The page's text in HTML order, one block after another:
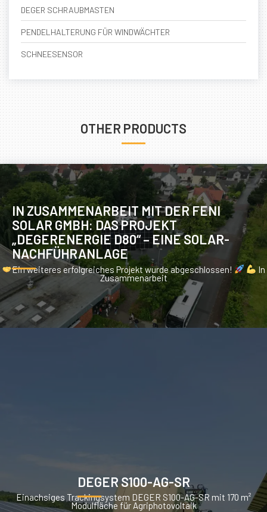
DEGER SCHRAUBMASTEN
PENDELHALTERUNG FÜR WINDWÄCHTER
SCHNEESENSOR
OTHER PRODUCTS
IN ZUSAMMENARBEIT MIT DER FENI
SOLAR GMBH: DAS PROJEKT
„DEGERENERGIE D80“ – EINE SOLAR-
NACHFÜHRANLAGE
Ein weiteres erfolgreiches Projekt wurde abgeschlossen!
In
Zusammenarbeit
DEGER S100-AG-SR
Einachsiges Trackingsystem DEGER S100-AG-SR mit 170 m²
Modulfläche für Agriphotovoltaik